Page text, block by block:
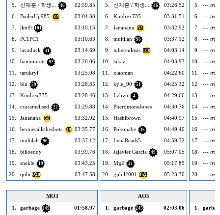
5.
­신재훈 / 학생... 46
02:59.85
6.
BoilerUp985 82
03:04.38
7.
llmt9 101
03:10.15
8.
PC1PC1
03:10.63
9.
lavaduck 31
03:14.69
10.
baimouren 92
03:20.06
11.
tarukryl
03:25.08
12.
bin 59
03:28.35
13.
Kindrex735
03:28.46
14.
ccaramelised 22
03:29.88
15.
Jananana 58
03:32.92
16.
berniecallstheshots 49
03:35.77
17.
multilah 96
03:37.12
18.
billoeddy
03:39.76
19.
snekle 19
03:43.25
20.
qobi 240 03:47.58
5.
­신재훈 / 학생... 46
03:26.52
6.
Kindrex735
03:31.51
7.
Jananana 58
03:32.92
8.
multilah 96
03:37.12
9.
tuberculosis 108
04:03.14
10.
takaz
04:03.93
11.
xiaoman
04:22.60
12.
kyle_90 51
04:25.32
13.
Lzhvn 4
04:29.66
14.
PheromoneJones
04:30.76
15.
Hashibrown
04:40.97
16.
Pokonabe 36
04:49.40
17.
LenaReads5
04:59.72
18.
Jajavier Garcia 49
05:07.05
19.
Mg2 21
05:17.85
20.
gphil2001 154 05:23.30
5.
---
6.
---
7.
---
8.
---
9.
---
10.
---
11.
---
12.
---
13.
---
14.
---
15.
---
16.
---
17.
---
18.
---
19.
---
20.
---
MO3
1.
garbage 245
01:58.97
AO5
1.
garbage 245
02:03.06
1.